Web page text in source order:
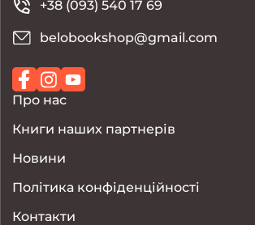
Про нас
Книги наших партнерів
Новини
Політика конфіденційності
Контакти
+38 (093) 540 17 69
belobookshop@gmail.com